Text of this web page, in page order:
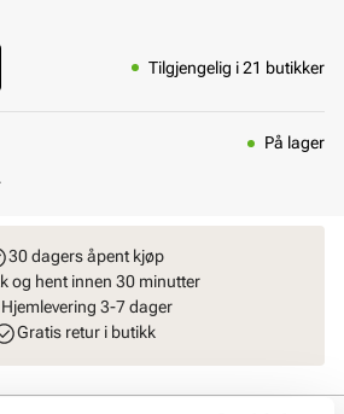
Tilgjengelig i 21 butikker
På lager
30 dagers åpent kjøp
og hent innen 30 minutter
Hjemlevering 3-7 dager
Gratis retur i butikk